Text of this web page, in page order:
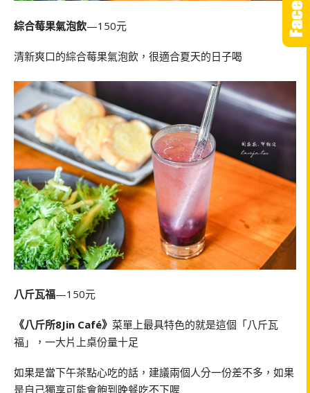
綜合莓果氣泡飲—150元
清新爽口的綜合莓果氣泡飲，很適合夏天的日子喝
八斤瓦福—150元
《八斤所8Jin Café》 菜單上最具特色的就是這個「八斤瓦
福」，一大片上桌份量十足
如果是當下午茶點心吃的話，建議兩個人分一份差不多，如果
是自己獨享可能會飽到晚餐吃不下喔